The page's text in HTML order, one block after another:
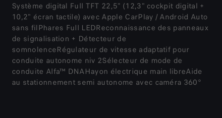
Système digital Full TFT 22,5" (12,3" cockpit digital +
10,2" écran tactile) avec Apple CarPlay / Android Auto
sans filPhares Full LEDReconnaissance des panneaux
de signalisation + Détecteur de
somnolenceRégulateur de vitesse adaptatif pour
conduite autonome niv 2Sélecteur de mode de
conduite Alfa™ DNAHayon électrique main libreAide
au stationnement semi autonome avec caméra 360°